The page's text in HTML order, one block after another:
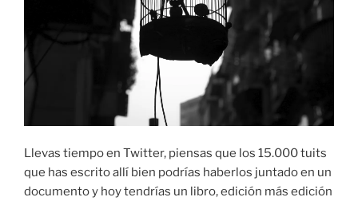
Llevas tiempo en Twitter, piensas que los 15.000 tuits
que has escrito allí bien podrías haberlos juntado en un
documento y hoy tendrías un libro, edición más edición